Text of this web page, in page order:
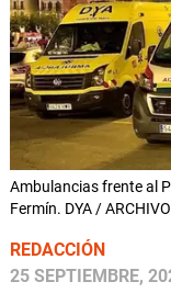
Ambulancias frente al
Fermín. DYA / ARCHIVO
REDACCIÓN
25 SEPTIEMBRE,